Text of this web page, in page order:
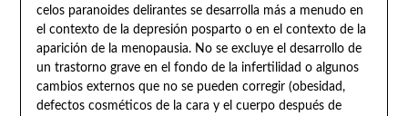
celos paranoides delirantes se desarrolla más a menudo en
el contexto de la depresión posparto o en el contexto de la
aparición de la menopausia. No se excluye el desarrollo de
un trastorno grave en el fondo de la infertilidad o algunos
cambios externos que no se pueden corregir (obesidad,
defectos cosméticos de la cara y el cuerpo después de